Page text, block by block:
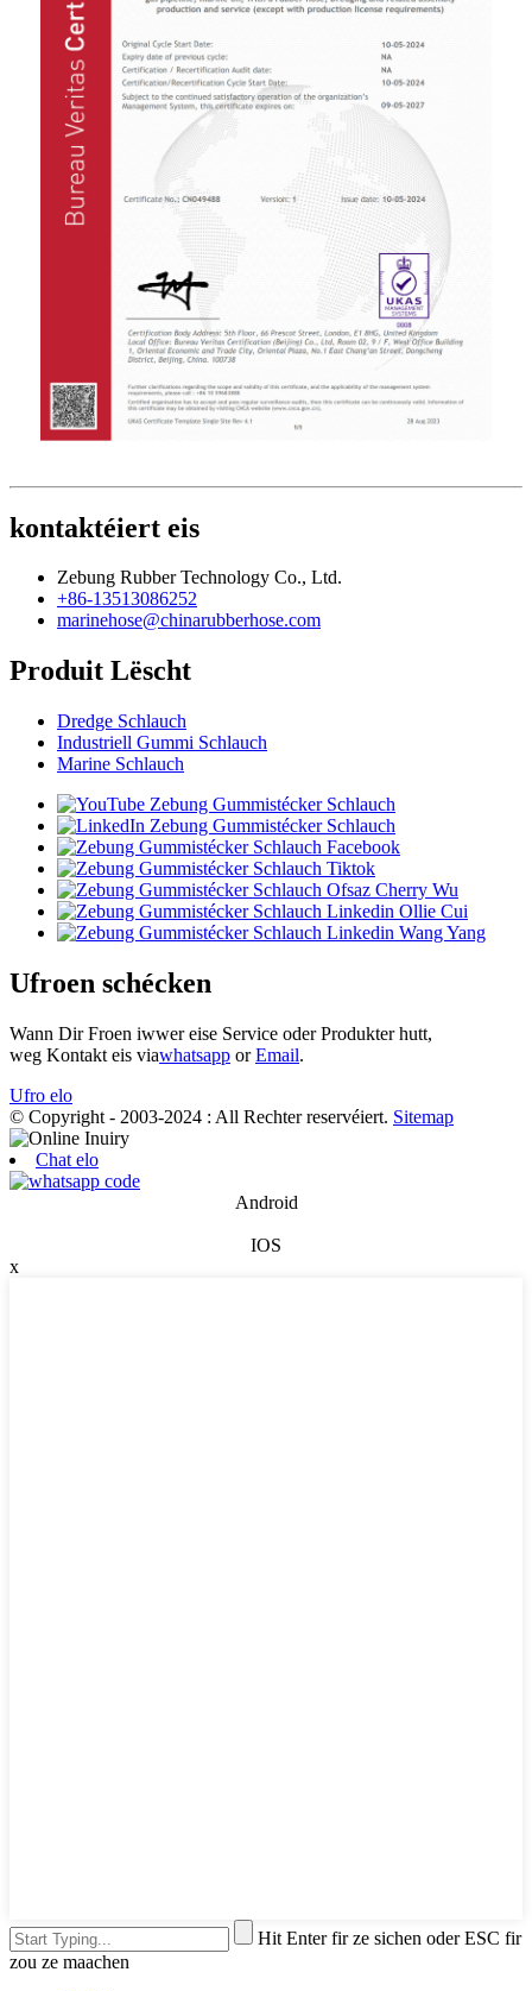
kontaktéiert eis
Zebung Rubber Technology Co., Ltd.
+86-13513086252
marinehose@chinarubberhose.com
Produit Lëscht
Dredge Schlauch
Industriell Gummi Schlauch
Marine Schlauch
Ufroen schécken
Wann Dir Froen iwwer eise Service oder Produkter hutt,
weg Kontakt eis viawhatsapp orEmail.
Ufro elo
© Copyright - 2003-2024 : All Rechter reservéiert. Sitemap
Chat elo
Android
IOS
x
Hit Enter fir ze sichen oder ESC fir
zou ze maachen